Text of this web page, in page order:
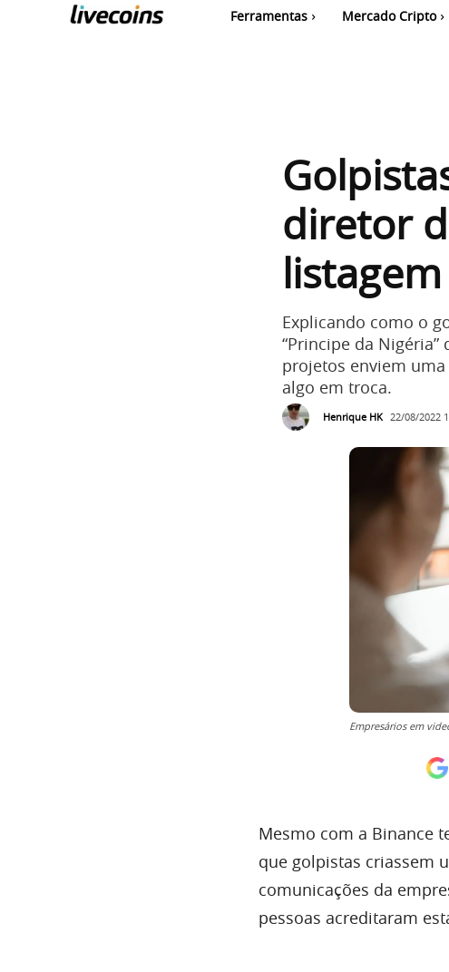
Ferramentas Mercado Cripto
diretor
Explicando como o
“Principe da
projetos enviem
algo em troca.
Henrique HK 22/08/2022
Empresários em
Mesmo com a Binance
que golpistas criassem
comunicações da
pessoas acreditaram